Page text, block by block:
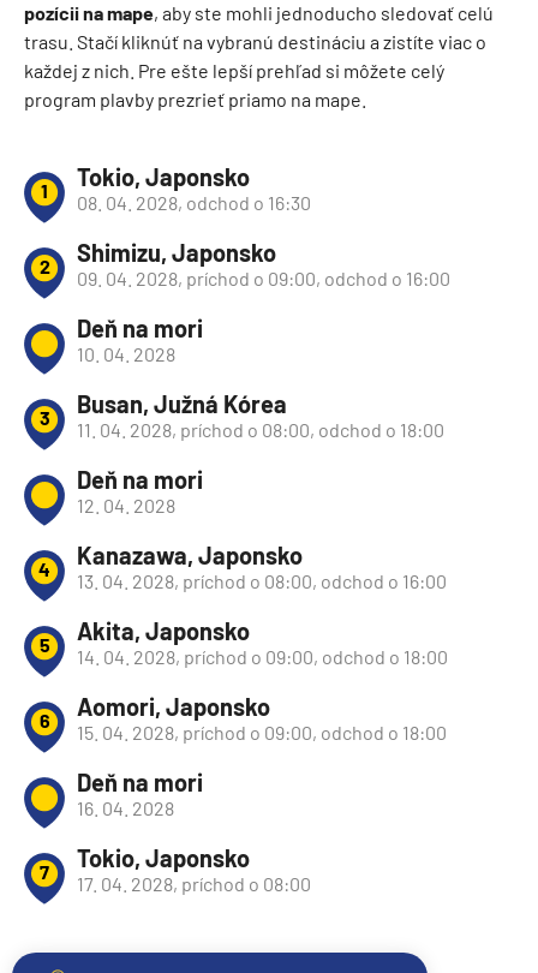
pozícii na mape, aby ste mohli jednoducho sledovať celú
trasu. Stačí kliknúť na vybranú destináciu a zistíte viac o
každej z nich. Pre ešte lepší prehľad si môžete celý
program plavby prezrieť priamo na mape.
1 Tokio, Japonsko
08. 04. 2028, odchod o 16:30
2 Shimizu, Japonsko
09. 04. 2028, príchod o 09:00, odchod o 16:00
Deň na mori
10. 04. 2028
3 Busan, Južná Kórea
11. 04. 2028, príchod o 08:00, odchod o 18:00
Deň na mori
12. 04. 2028
4 Kanazawa, Japonsko
13. 04. 2028, príchod o 08:00, odchod o 16:00
5 Akita, Japonsko
14. 04. 2028, príchod o 09:00, odchod o 18:00
6 Aomori, Japonsko
15. 04. 2028, príchod o 09:00, odchod o 18:00
Deň na mori
16. 04. 2028
7 Tokio, Japonsko
17. 04. 2028, príchod o 08:00